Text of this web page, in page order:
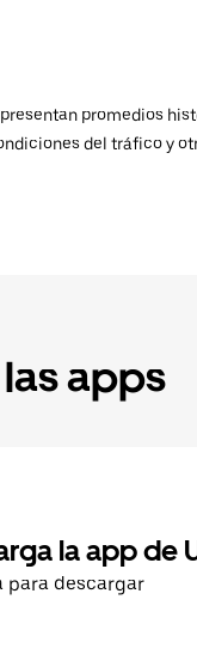
promedios
del tráfico y
apps
la app de
para descargar